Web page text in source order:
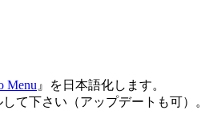
Menu 』を日本語化します。
て下さい（アップデートも可）。